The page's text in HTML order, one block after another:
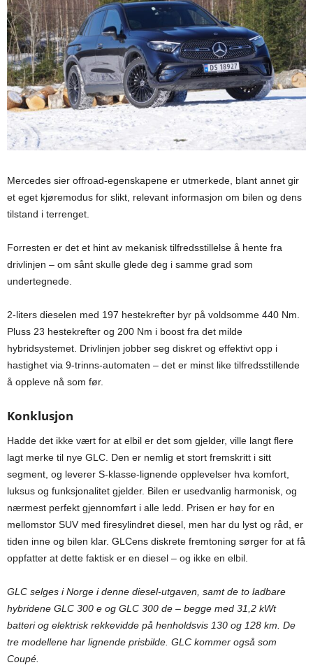
Mercedes sier offroad-egenskapene er utmerkede, blant annet gir
et eget kjøremodus for slikt, relevant informasjon om bilen og dens
tilstand i terrenget.
Forresten er det et hint av mekanisk tilfredsstillelse å hente fra
drivlinjen – om sånt skulle glede deg i samme grad som
undertegnede.
2-liters dieselen med 197 hestekrefter byr på voldsomme 440 Nm.
Pluss 23 hestekrefter og 200 Nm i boost fra det milde
hybridsystemet. Drivlinjen jobber seg diskret og effektivt opp i
hastighet via 9-trinns-automaten – det er minst like tilfredsstillende
å oppleve nå som før.
Konklusjon
Hadde det ikke vært for at elbil er det som gjelder, ville langt flere
lagt merke til nye GLC. Den er nemlig et stort fremskritt i sitt
segment, og leverer S-klasse-lignende opplevelser hva komfort,
luksus og funksjonalitet gjelder. Bilen er usedvanlig harmonisk, og
nærmest perfekt gjennomført i alle ledd. Prisen er høy for en
mellomstor SUV med firesylindret diesel, men har du lyst og råd, er
tiden inne og bilen klar. GLCens diskrete fremtoning sørger for at få
oppfatter at dette faktisk er en diesel – og ikke en elbil.
GLC selges i Norge i denne diesel-utgaven, samt de to ladbare
hybridene GLC 300 e og GLC 300 de – begge med 31,2 kWt
batteri og elektrisk rekkevidde på henholdsvis 130 og 128 km. De
tre modellene har lignende prisbilde. GLC kommer også som
Coupé.